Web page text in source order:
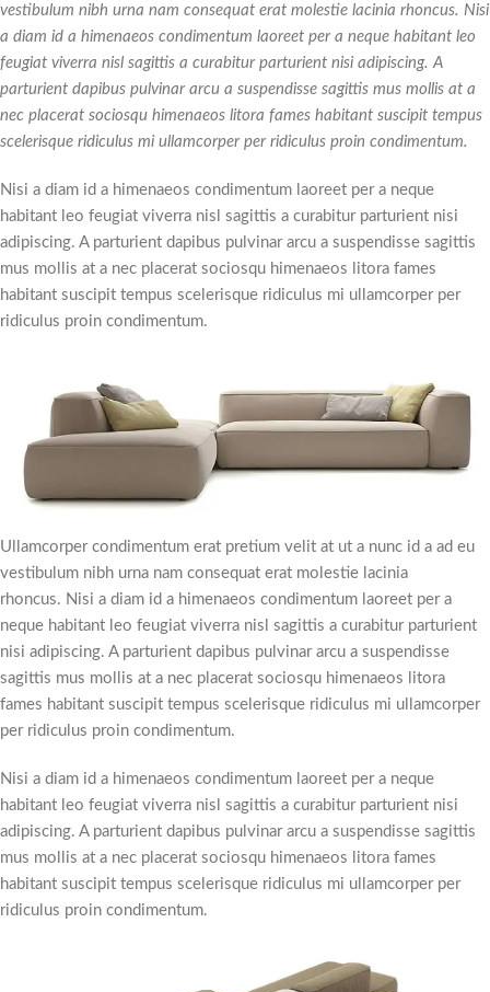
vestibulum nibh urna nam consequat erat molestie lacinia rhoncus. Nisi
a diam id a himenaeos condimentum laoreet per a neque habitant leo
feugiat viverra nisl sagittis a curabitur parturient nisi adipiscing. A
parturient dapibus pulvinar arcu a suspendisse sagittis mus mollis at a
nec placerat sociosqu himenaeos litora fames habitant suscipit tempus
scelerisque ridiculus mi ullamcorper per ridiculus proin condimentum.
Nisi a diam id a himenaeos condimentum laoreet per a neque
habitant leo feugiat viverra nisl sagittis a curabitur parturient nisi
adipiscing. A parturient dapibus pulvinar arcu a suspendisse sagittis
mus mollis at a nec placerat sociosqu himenaeos litora fames
habitant suscipit tempus scelerisque ridiculus mi ullamcorper per
ridiculus proin condimentum.
Ullamcorper condimentum erat pretium velit at ut a nunc id a ad eu
vestibulum nibh urna nam consequat erat molestie lacinia
rhoncus. Nisi a diam id a himenaeos condimentum laoreet per a
neque habitant leo feugiat viverra nisl sagittis a curabitur parturient
nisi adipiscing. A parturient dapibus pulvinar arcu a suspendisse
sagittis mus mollis at a nec placerat sociosqu himenaeos litora
fames habitant suscipit tempus scelerisque ridiculus mi ullamcorper
per ridiculus proin condimentum.
Nisi a diam id a himenaeos condimentum laoreet per a neque
habitant leo feugiat viverra nisl sagittis a curabitur parturient nisi
adipiscing. A parturient dapibus pulvinar arcu a suspendisse sagittis
mus mollis at a nec placerat sociosqu himenaeos litora fames
habitant suscipit tempus scelerisque ridiculus mi ullamcorper per
ridiculus proin condimentum.